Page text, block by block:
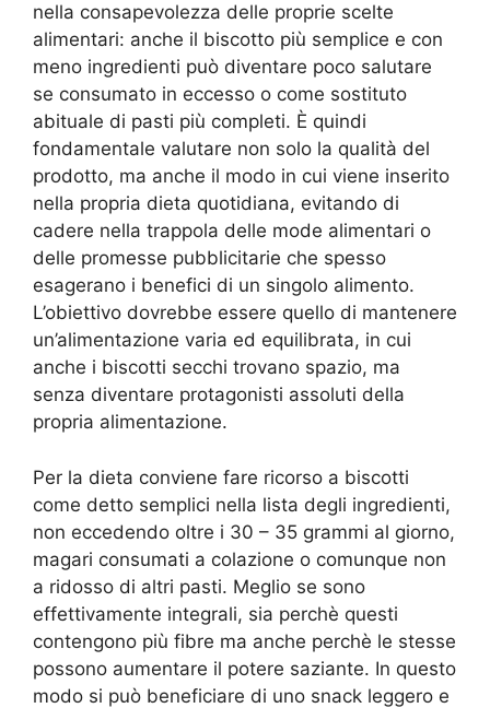
nella consapevolezza delle proprie scelte
alimentari: anche il biscotto più semplice e con
meno ingredienti può diventare poco salutare
se consumato in eccesso o come sostituto
abituale di pasti più completi. È quindi
fondamentale valutare non solo la qualità del
prodotto, ma anche il modo in cui viene inserito
nella propria dieta quotidiana, evitando di
cadere nella trappola delle mode alimentari o
delle promesse pubblicitarie che spesso
esagerano i benefici di un singolo alimento.
L’obiettivo dovrebbe essere quello di mantenere
un’alimentazione varia ed equilibrata, in cui
anche i biscotti secchi trovano spazio, ma
senza diventare protagonisti assoluti della
propria alimentazione.
Per la dieta conviene fare ricorso a biscotti
come detto semplici nella lista degli ingredienti,
non eccedendo oltre i 30 – 35 grammi al giorno,
magari consumati a colazione o comunque non
a ridosso di altri pasti. Meglio se sono
effettivamente integrali, sia perchè questi
contengono più fibre ma anche perchè le stesse
possono aumentare il potere saziante. In questo
modo si può beneficiare di uno snack leggero e